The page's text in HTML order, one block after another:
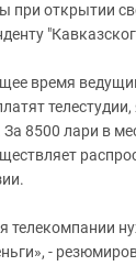
при открытии
время
телестудии,
8500 лари в
телекомпании
-